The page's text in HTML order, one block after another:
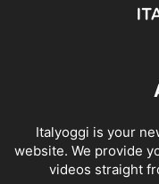
Italyoggi is your
website. We provide
videos straight